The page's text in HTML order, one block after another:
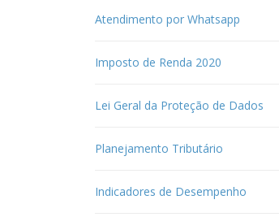
Atendimento por Whatsapp
Imposto de Renda 2020
Lei Geral da Proteção de Dados
Planejamento Tributário
Indicadores de Desempenho